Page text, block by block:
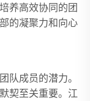
养高效协同的团
的凝聚力和向心
队成员的潜力。
契至关重要。江